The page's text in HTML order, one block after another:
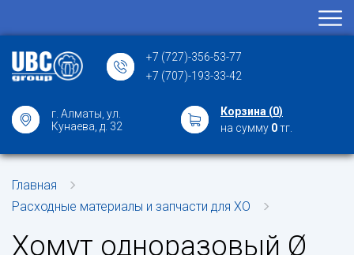
+7 (727)-356-53-77
+7 (707)-193-33-42
г. Алматы, ул.
Кунаева, д. 32
Корзина (0)
на сумму 0тг.
Главная
Расходные материалы и запчасти для ХО
Хомут одноразовый Ø